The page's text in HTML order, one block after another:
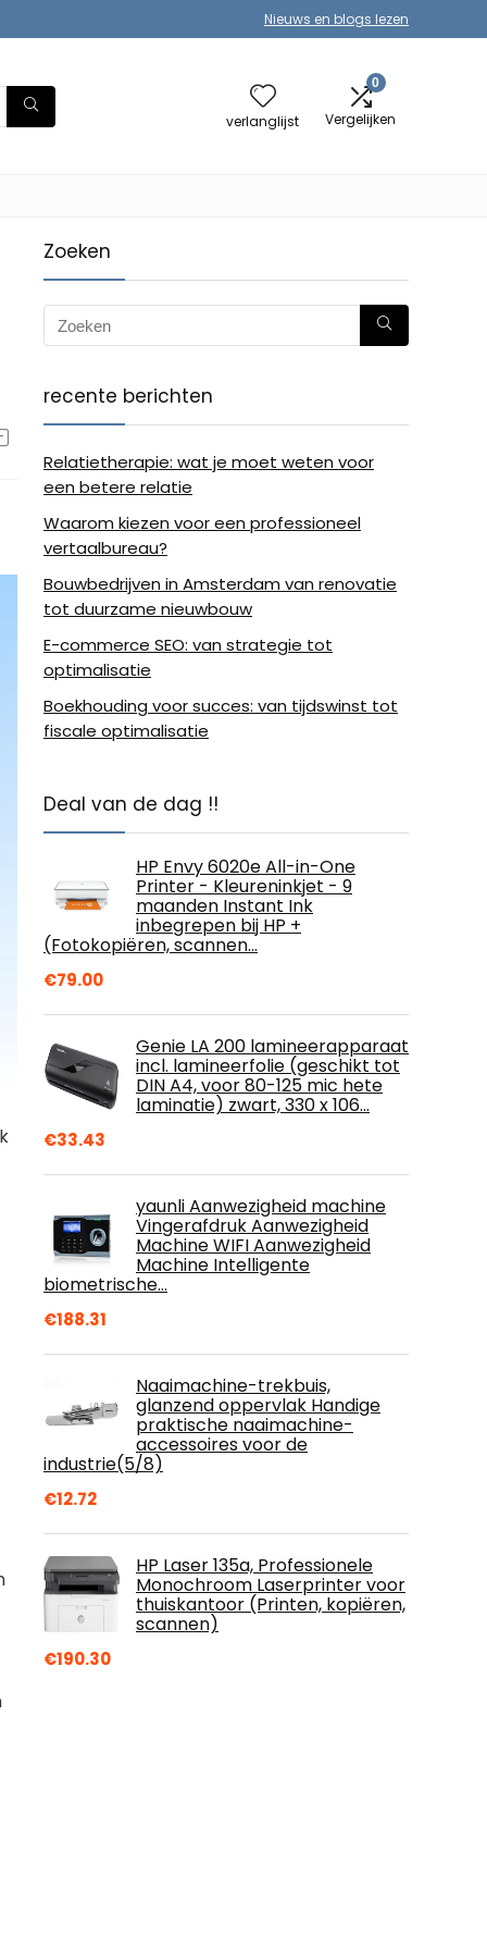
Nieuws en blogs lezen
verlanglijst
0
Vergelijken
Zoeken
recente berichten
Relatietherapie: wat je moet weten voor
een betere relatie
Waarom kiezen voor een professioneel
vertaalbureau?
Bouwbedrijven in Amsterdam van renovatie
tot duurzame nieuwbouw
E-commerce SEO: van strategie tot
optimalisatie
Boekhouding voor succes: van tijdswinst tot
fiscale optimalisatie
Deal van de dag !!
HP Envy 6020e All-in-One
Printer - Kleureninkjet - 9
maanden Instant Ink
inbegrepen bij HP +
(Fotokopiëren, scannen…
€79.00
Genie LA 200 lamineerapparaat
incl. lamineerfolie (geschikt tot
DIN A4, voor 80-125 mic hete
laminatie) zwart, 330 x 106…
€33.43
yaunli Aanwezigheid machine
Vingerafdruk Aanwezigheid
Machine WIFI Aanwezigheid
Machine Intelligente
biometrische…
€188.31
Naaimachine-trekbuis,
glanzend oppervlak Handige
praktische naaimachine-
accessoires voor de
industrie(5/8)
€12.72
HP Laser 135a, Professionele
Monochroom Laserprinter voor
thuiskantoor (Printen, kopiëren,
scannen)
€190.30